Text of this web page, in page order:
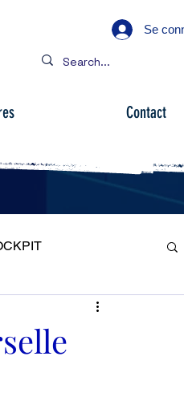
Se
Contact